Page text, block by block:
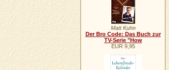
Matt Kuhn
Der Bro Code: Das Buch zur
TV-Serie "How
EUR 9,95